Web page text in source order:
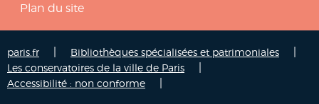
Plan du site
paris.fr Bibliothèques spécialisées et patrimoniales
Les conservatoires de la ville de Paris
Accessibilité : non conforme